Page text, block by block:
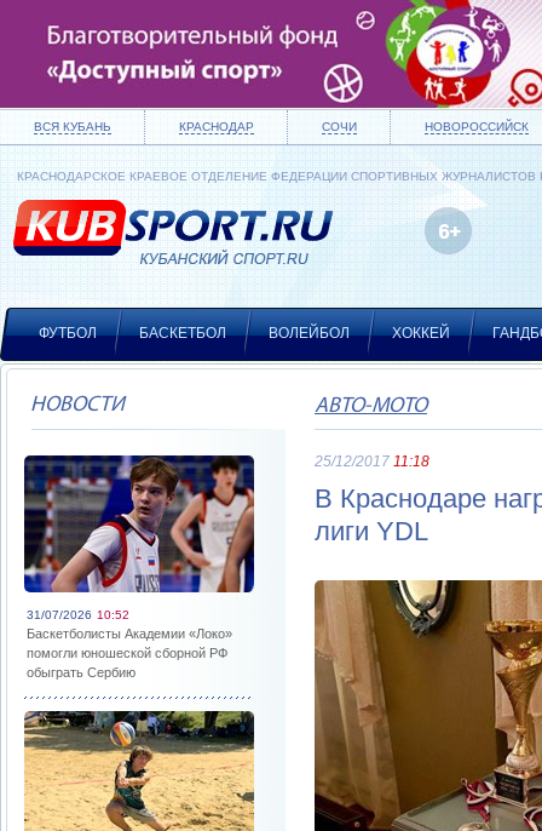
ВСЯ КУБАНЬ КРАСНОДАР СОЧИ НОВОРОССИЙСК
КРАСНОДАРСКОЕ КРАЕВОЕ ОТДЕЛЕНИЕ ФЕДЕРАЦИИ СПОРТИВНЫХ ЖУРНАЛИСТОВ
ФУТБОЛ БАСКЕТБОЛ ВОЛЕЙБОЛ ХОККЕЙ
НОВОСТИ
31/07/2026 10:52
Баскетболисты Академии «Локо»
помогли юношеской сборной РФ
обыграть Сербию
АВТО-МОТО
25/12/2017 11:18
В Краснодаре
лиги YDL